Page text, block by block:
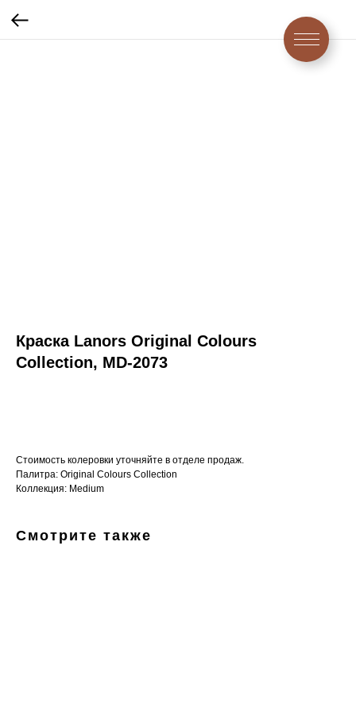
Краска Lanors Original Colours
Collection, MD-2073
Стоимость колеровки уточняйте в отделе продаж.
Палитра: Original Colours Collection
Коллекция: Medium
Смотрите также